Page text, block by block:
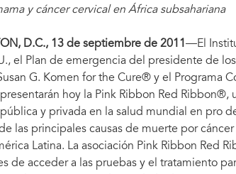
y cáncer cervical en África subsahariana
D.C., 13 de septiembre de 2011 —El
el Plan de emergencia del presidente de
G. Komen for the Cure® y el Programa
hoy la Pink Ribbon Red
pública y privada en la salud mundial en pro
las principales causas de muerte por
Latina. La asociación Pink Ribbon Red
de acceder a las pruebas y el tratamiento